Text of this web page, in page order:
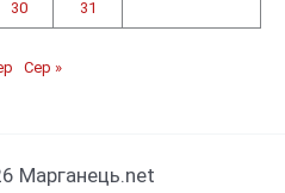
30 31
Сер »
Марганець.net